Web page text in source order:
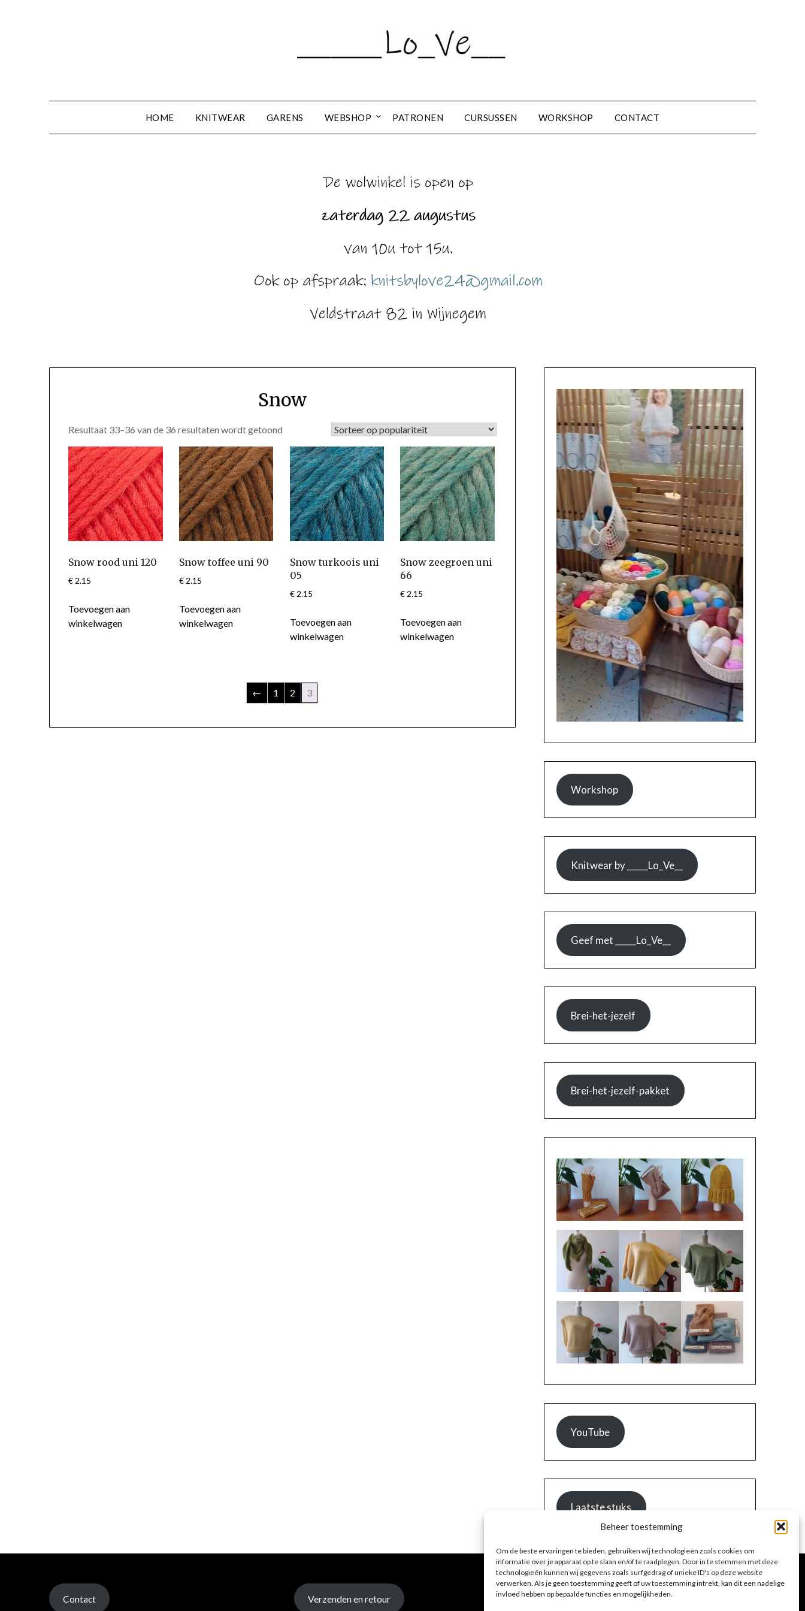
Beheer toestemming
Om de beste ervaringen te bieden, gebruiken wij technologieën zoals cookies om
informatie over je apparaat op te slaan en/of te raadplegen. Door in te stemmen met deze
technologieën kunnen wij gegevens zoals surfgedrag of unieke ID's op deze website
verwerken. Als je geen toestemming geeft of uw toestemming intrekt, kan dit een nadelige
invloed hebben op bepaalde functies en mogelijkheden.
HOME KNITWEAR GARENS WEBSHOP PATRONEN CURSUSSEN WORKSHOP CONTACT
Snow
Resultaat 33–36 van de 36 resultaten wordt getoond
populariteit
Snow rood uni 120
€ 2.15
Toevoegen aan
winkelwagen
Snow toffee uni 90
€2.15
Toevoegen aan
winkelwagen
Snow turkoois uni
05
€2.15
Toevoegen aan
winkelwagen
Snow zeegroen uni
66
€ 2.15
Toevoegen aan
winkelwagen
← 1 2 3
Workshop
Knitwear by _____Lo_Ve__
Geef met _____Lo_Ve__
Brei-het-jezelf
Brei-het-jezelf-pakket
YouTube
Laatste stuks
Contact Verzenden en retour Privacybeleid